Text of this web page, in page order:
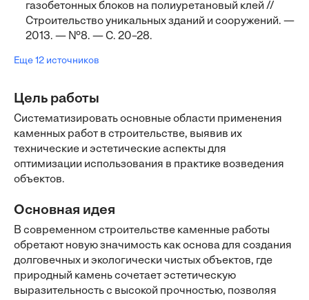
газобетонных блоков на полиуретановый клей //
Строительство уникальных зданий и сооружений. —
2013. — №8. — С. 20–28.
Еще 12 источников
Цель работы
Систематизировать основные области применения
каменных работ в строительстве, выявив их
технические и эстетические аспекты для
оптимизации использования в практике возведения
объектов.
Основная идея
В современном строительстве каменные работы
обретают новую значимость как основа для создания
долговечных и экологически чистых объектов, где
природный камень сочетает эстетическую
выразительность с высокой прочностью, позволяя